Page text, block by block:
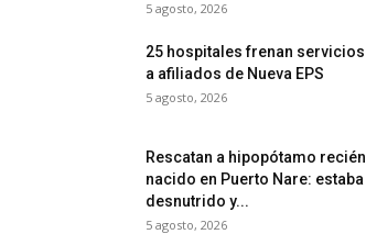
5 agosto, 2026
25 hospitales frenan servicios
a afiliados de Nueva EPS
5 agosto, 2026
Rescatan a hipopótamo recién
nacido en Puerto Nare: estaba
desnutrido y...
5 agosto, 2026